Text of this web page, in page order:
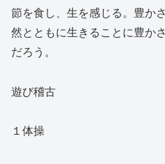
節を食し、生を感じる。豊か
然とともに生きることに豊か
だろう。
遊び稽古
１体操